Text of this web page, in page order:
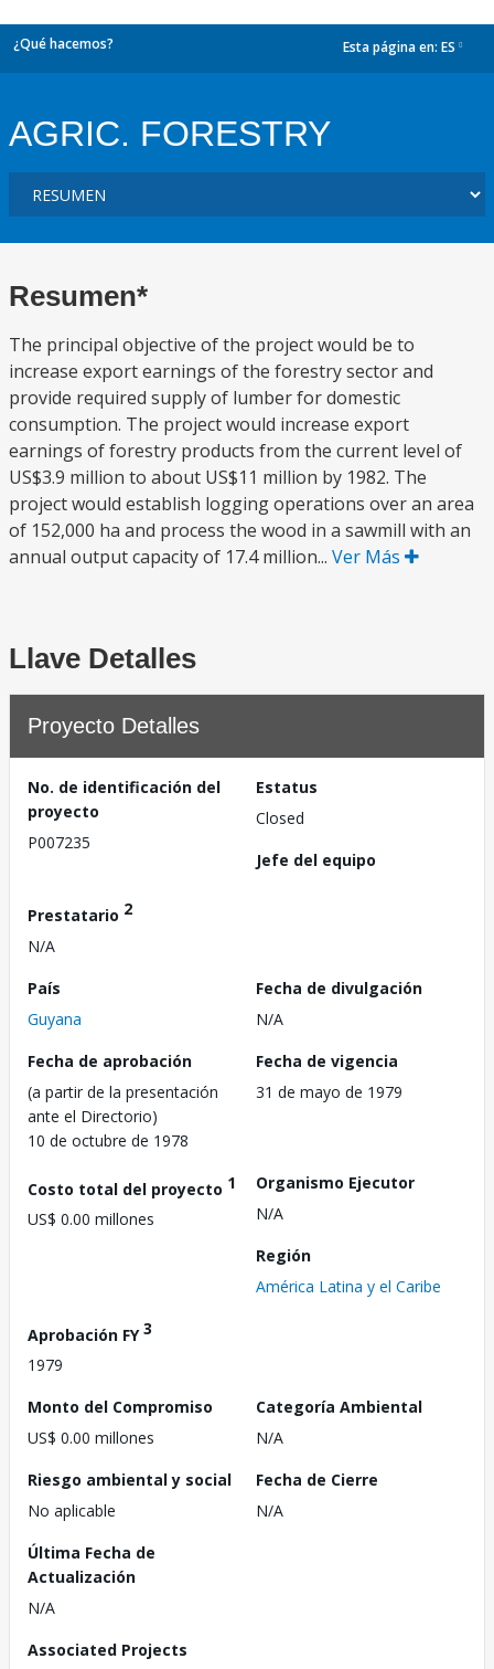
¿Qué hacemos? Esta página en: ES
AGRIC. FORESTRY
Resumen*
The principal objective of the project would be to
increase export earnings of the forestry sector and
provide required supply of lumber for domestic
consumption. The project would increase export
earnings of forestry products from the current level of
US$3.9 million to about US$11 million by 1982. The
project would establish logging operations over an area
of 152,000 ha and process the wood in a sawmill with an
annual output capacity of 17.4 million... Ver Más
Llave Detalles
Proyecto Detalles
No. de identificación del
proyecto
P007235
Estatus
Closed
Jefe del equipo
Prestatario 2
N/A
País
Guyana
Fecha de divulgación
N/A
Fecha de aprobación
(a partir de la presentación
ante el Directorio)
10 de octubre de 1978
Fecha de vigencia
31 de mayo de 1979
Costo total del proyecto 1
US$ 0.00 millones
Organismo Ejecutor
N/A
Región
América Latina y el Caribe
Aprobación FY3
1979
Monto del Compromiso
US$ 0.00 millones
Categoría Ambiental
N/A
Riesgo ambiental y social
No aplicable
Fecha de Cierre
N/A
Última Fecha de
Actualización
N/A
Associated Projects